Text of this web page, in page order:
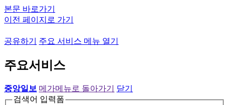
본문 바로가기
이전 페이지로 가기
공유하기 주요 서비스 메뉴 열기
주요서비스
중앙일보 메가메뉴로 돌아가기
닫기
검색어 입력폼